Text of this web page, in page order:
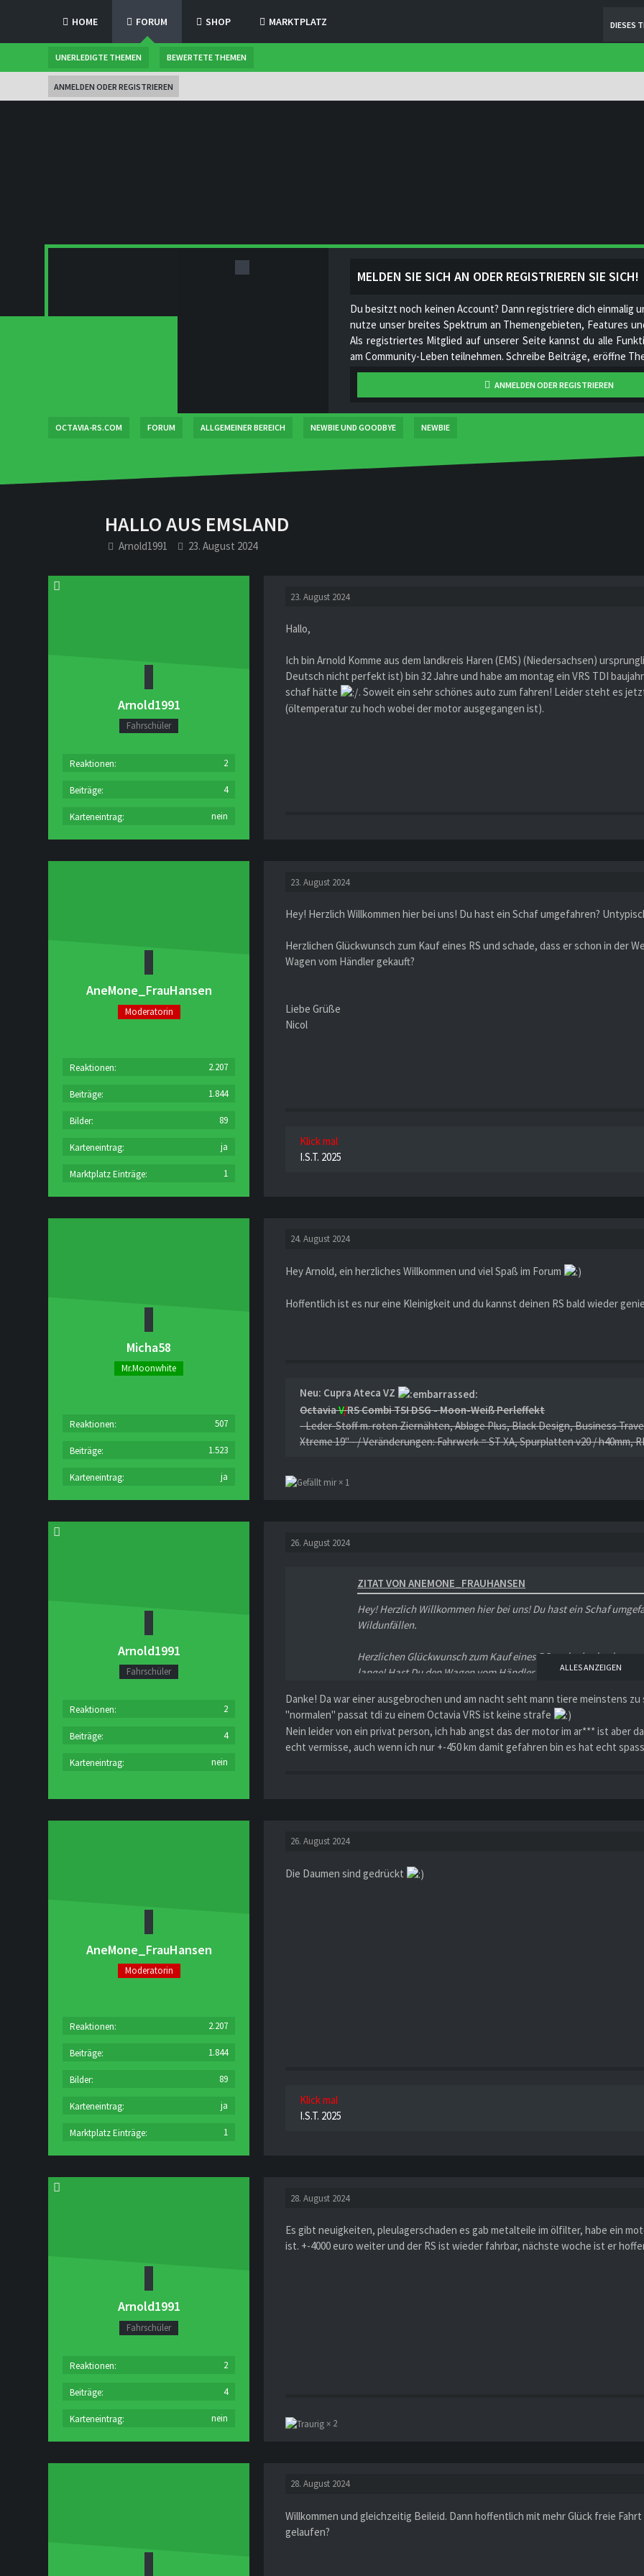
HOME FORUM
UNERLEDIGTE THEMEN BEWERTETE THEMEN
SHOP MARKTPLATZ DIESES
ANMELDEN ODER REGISTRIEREN
MELDEN SIE SICH AN ODER REGISTRIEREN SIE SICH!
Du besitzt noch keinen Account? Dann registriere dich einmalig
nutze unser breites Spektrum an Themengebieten, Features
Als registriertes Mitglied auf unserer Seite kannst du alle
am Community-Leben teilnehmen. Schreibe Beiträge, eröffne
hoch, stelle deine Videos online, unterhalte dich mit anderen
unser Projekt stetig zu verbessern und gemeinsam zu wachsen!
ANMELDEN ODER REGISTRIEREN
OCTAVIA-RS.COM FORUM ALLGEMEINER BEREICH NEWBIE UND GOODBYE NEWBIE
HALLO AUS EMSLAND
Arnold1991 23. August 2024
Arnold1991
Fahrschüler
Reaktionen 2
Beiträge 4
Karteneintrag nein
23. August 2024
Hallo,
Ich bin Arnold Komme aus dem landkreis Haren (EMS) (Niedersachsen)
Deutsch nicht perfekt ist) bin 32 Jahre und habe am montag ein VRS TDI
schaf hätte
. Soweit ein sehr schönes auto zum fahren! Leider steht es
(öltemperatur zu hoch wobei der motor ausgegangen ist).
AneMone_FrauHansen
Moderatorin
Reaktionen 2.207
Beiträge 1.844
Bilder 89
Karteneintrag ja
Marktplatz Einträge 1
23. August 2024
Hey! Herzlich Willkommen hier bei uns! Du hast ein Schaf umgefahren?
Herzlichen Glückwunsch zum Kauf eines RS und schade, dass er schon in
Wagen vom Händler gekauft?
Liebe Grüße
Nicol
Klick mal
I.S.T. 2025
Micha58
Mr.Moonwhite
Reaktionen 507
Beiträge 1.523
Karteneintrag ja
24. August 2024
Hey Arnold, ein herzliches Willkommen und viel Spaß im Forum
Hoffentlich ist es nur eine Kleinigkeit und du kannst deinen RS bald wieder
Neu: Cupra Ateca VZ
OctaviaV/RS Combi TSI DSG - Moon-Weiß Perleffekt
- Leder-Stoff m. roten Ziernähten, Ablage Plus, Black Design, Business
Xtreme 19" - / Veränderungen: Fahrwerk = ST XA, Spurplatten v20 / h40mm,
1
Arnold1991
Fahrschüler
Reaktionen 2
Beiträge 4
Karteneintrag nein
26. August 2024
ZITAT VON ANEMONE_FRAUHANSEN
Hey! Herzlich Willkommen hier bei uns! Du hast ein Schaf
Wildunfällen.
Herzlichen Glückwunsch zum Kauf eines RS und schade, dass
lange! Hast Du den Wagen vom Händler gekauft?
Liebe Grüße
Nicol
ALLES ANZEIGEN
Danke! Da war einer ausgebrochen und am nacht seht mann tiere meinstens
"normalen" passat tdi zu einem Octavia VRS ist keine strafe
Nein leider von ein privat person, ich hab angst das der motor im ar*** ist aber
echt vermisse, auch wenn ich nur +-450 km damit gefahren bin es hat echt
AneMone_FrauHansen
Moderatorin
Reaktionen 2.207
Beiträge 1.844
Bilder 89
Karteneintrag ja
Marktplatz Einträge 1
26. August 2024
Die Daumen sind gedrückt
Klick mal
I.S.T. 2025
Arnold1991
Fahrschüler
Reaktionen 2
Beiträge 4
Karteneintrag nein
28. August 2024
Es gibt neuigkeiten, pleulagerschaden es gab metalteile im ölfilter, habe ein
ist. +-4000 euro weiter und der RS ist wieder fahrbar, nächste woche ist er
2
28. August 2024
Willkommen und gleichzeitig Beileid. Dann hoffentlich mit mehr Glück freie
gelaufen?